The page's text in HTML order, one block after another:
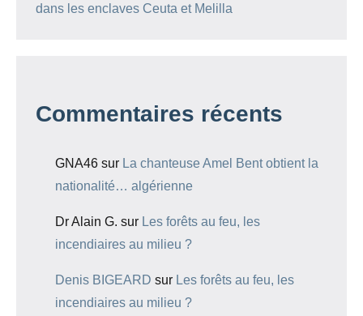
dans les enclaves Ceuta et Melilla
Commentaires récents
GNA46 sur La chanteuse Amel Bent obtient la
nationalité… algérienne
Dr Alain G. sur Les forêts au feu, les
incendiaires au milieu ?
Denis BIGEARD sur Les forêts au feu, les
incendiaires au milieu ?